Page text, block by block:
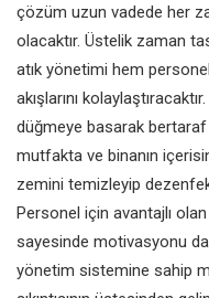
çözüm uzun vadede her
olacaktır. Üstelik zaman
atık yönetimi hem
akışlarını
düğmeye basarak
mutfakta ve binanın
zemini temizleyip
Personel için avantajlı
sayesinde motivasyonu
yönetim sistemine sahip